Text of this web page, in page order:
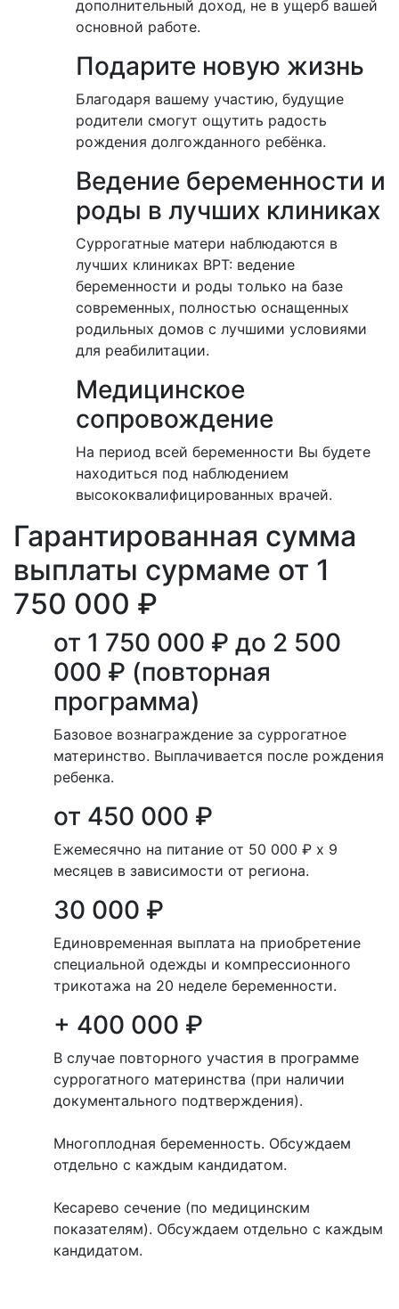
дополнительный доход, не в ущерб вашей
основной работе.
Подарите новую жизнь
Благодаря вашему участию, будущие
родители смогут ощутить радость
рождения долгожданного ребёнка.
Ведение беременности и
роды в лучших клиниках
Суррогатные матери наблюдаются в
лучших клиниках ВРТ: ведение
беременности и роды только на базе
современных, полностью оснащенных
родильных домов с лучшими условиями
для реабилитации.
Медицинское
сопровождение
На период всей беременности Вы будете
находиться под наблюдением
высококвалифицированных врачей.
Гарантированная сумма
выплаты сурмаме от 1
750 000 ₽
от 1 750 000 ₽ до 2 500
000 ₽ (повторная
программа)
Базовое вознаграждение за суррогатное
материнство. Выплачивается после рождения
ребенка.
от 450 000 ₽
Ежемесячно на питание от 50 000 ₽ х 9
месяцев в зависимости от региона.
30 000 ₽
Единовременная выплата на приобретение
специальной одежды и компрессионного
трикотажа на 20 неделе беременности.
+ 400 000 ₽
В случае повторного участия в программе
суррогатного материнства (при наличии
документального подтверждения).
Многоплодная беременность. Обсуждаем
отдельно с каждым кандидатом.
Кесарево сечение (по медицинским
показателям). Обсуждаем отдельно с каждым
кандидатом.